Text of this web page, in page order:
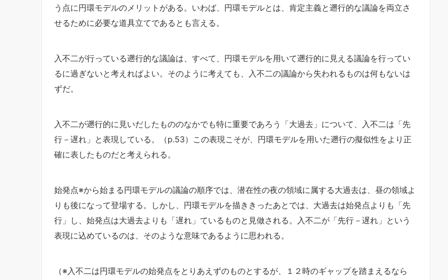
う点に円環モデルのメリットがある。いわば、円環モデルとは、肯定主義と遡行的な議論を両立さ
せるために必要な道具立てであるとも言える。
入不二が行っている遡行的な議論は、すべて、円環モデルを用いて遡行的に見える議論を行ってい
るに過ぎないと考えればよい。そのように考えても、入不二の議論から失われるものは何もないは
ずだ。
入不二が遡行的に見いだしたもののなかでも特に重要であろう「大過去」について、入不二は「先
行－遅れ」と表現している。（p.53）この表現こそが、円環モデルを用いた遡行の擬似性をより正
確に表したものだと考えられる。
始発点※から始まる円環モデルの議論の順序では、潜在性の夜の領域に属する大過去は、昼の領域よ
りも後になって登場する。しかし、円環モデルを描ききったあとでは、大過去は始発点よりも「先
行」し、始発点は大過去よりも「遅れ」ているものと見做される。入不二が「先行－遅れ」という
表現に込めているのは、そのような意味であるように思われる。
（※入不二は円環モデルの始発点をとりあえずのものとするが、１２時のギャップを踏まえるなら